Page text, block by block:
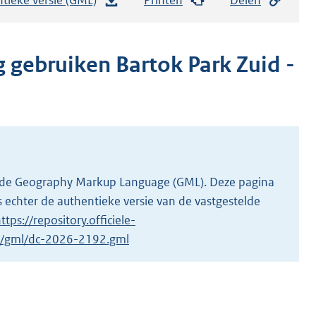
t
a
o
o
t
t
e
Bartok Park Zuid -
Markup Language (GML). Deze pagina
de authentieke versie van de vastgestelde
repository.officiele-
gml/dc-2026-2192.gml